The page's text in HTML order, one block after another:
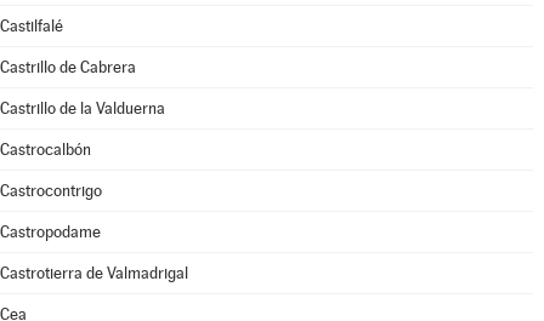
Castilfalé
Castrillo de Cabrera
Castrillo de la Valduerna
Castrocalbón
Castrocontrigo
Castropodame
Castrotierra de Valmadrigal
Cea